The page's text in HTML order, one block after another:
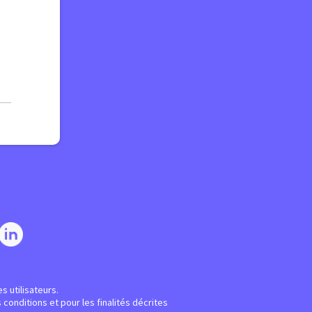
utilisateurs.
conditions et pour les finalités décrites